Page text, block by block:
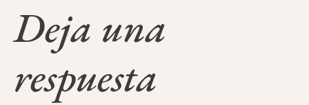
Deja una
respuesta